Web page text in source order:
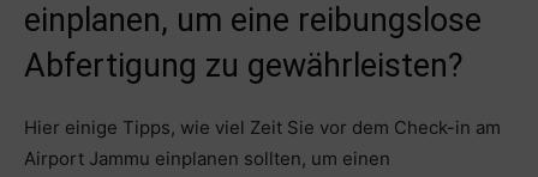
einplanen, um eine reibungslose
Abfertigung zu gewährleisten?
Hier einige Tipps, wie viel Zeit Sie vor dem Check-in am
Airport Jammu einplanen sollten, um einen